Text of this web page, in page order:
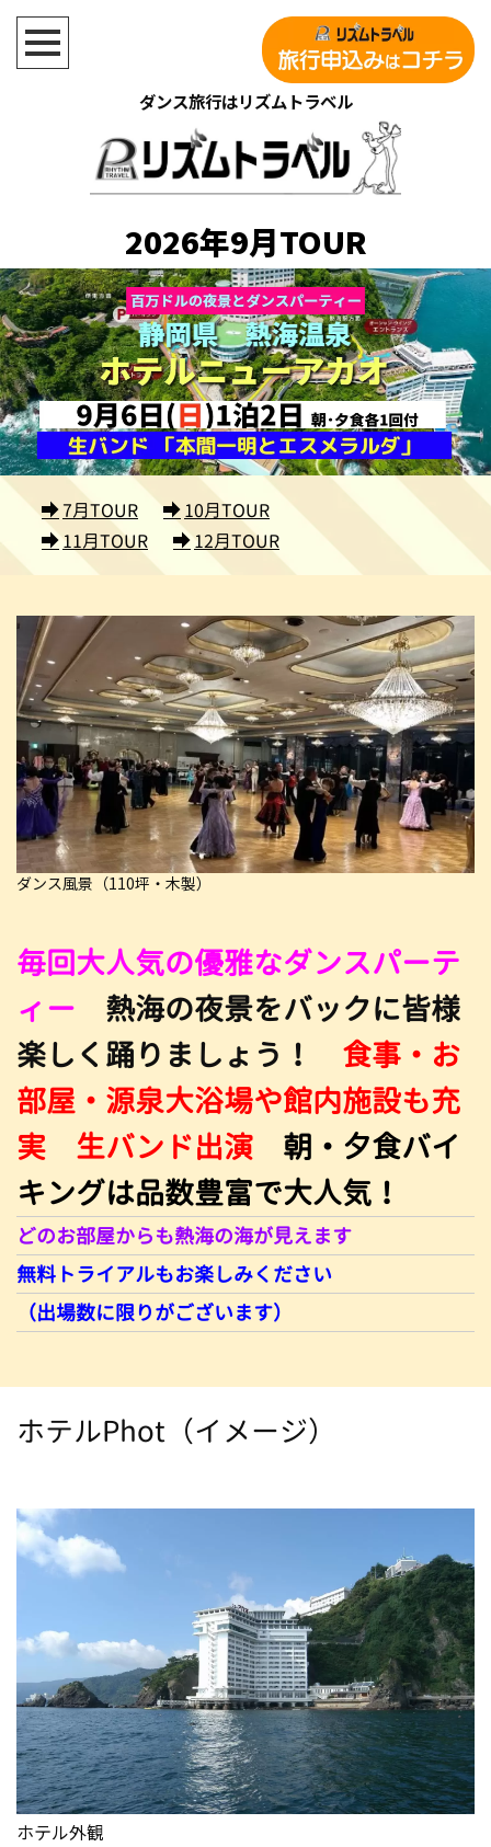
ダンス旅行はリズムトラベル
2026年9月TOUR
7月TOUR
10月TOUR
11月TOUR
12月TOUR
ダンス風景（110坪・木製）
毎回大人気の優雅なダンスパーテ
ィー 熱海の夜景をバックに皆様
楽しく踊りましょう！
食事・お
部屋・源泉大浴場や館内施設も充
実 生バンド出演 朝・夕食バイ
キングは品数豊富で大人気！
どのお部屋からも熱海の海が見えます
無料トライアルもお楽しみください
（出場数に限りがございます）
ホテルPhot（イメージ）
ホテル外観